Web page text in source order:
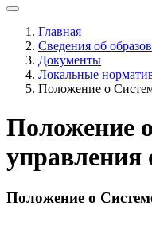
Главная
Сведения об
Документы
Локальные
Положение о
Положение
управления
Положение о